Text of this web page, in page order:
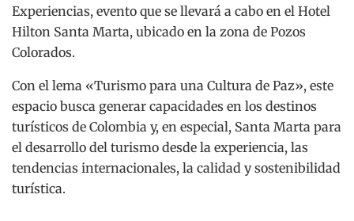
Experiencias, evento que se llevará a cabo en el Hotel
Hilton Santa Marta, ubicado en la zona de Pozos
Colorados.
Con el lema «Turismo para una Cultura de Paz», este
espacio busca generar capacidades en los destinos
turísticos de Colombia y, en especial, Santa Marta para
el desarrollo del turismo desde la experiencia, las
tendencias internacionales, la calidad y sostenibilidad
turística.